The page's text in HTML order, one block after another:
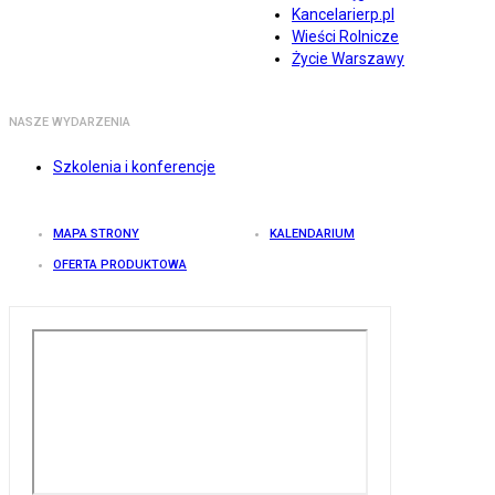
Kancelarierp.pl
Wieści Rolnicze
Życie Warszawy
NASZE WYDARZENIA
Szkolenia i konferencje
MAPA STRONY KALENDARIUM
OFERTA PRODUKTOWA